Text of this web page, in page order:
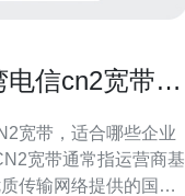
信cn2宽带怎
宽带，适合哪些企业
宽带通常指运营商基
传输网络提供的国际/